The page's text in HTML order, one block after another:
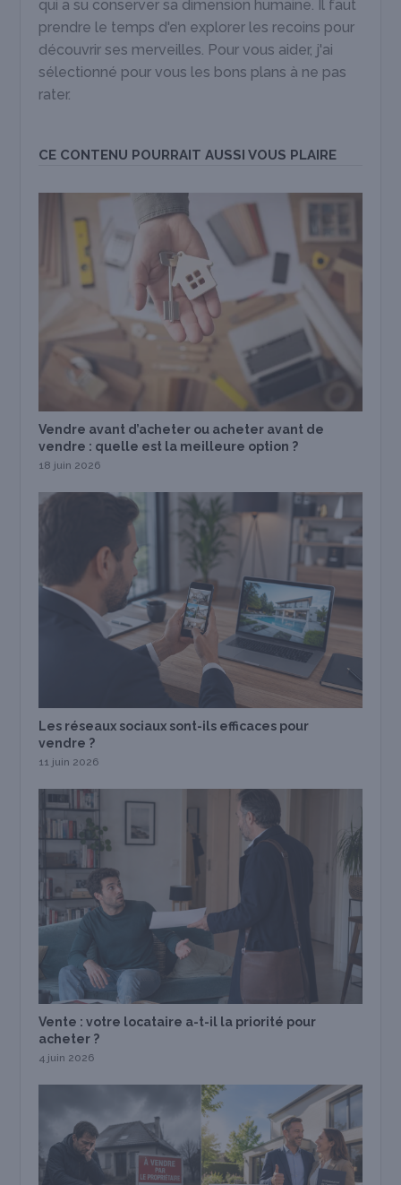
qui a su conserver sa dimension humaine. Il faut
prendre le temps d'en explorer les recoins pour
découvrir ses merveilles. Pour vous aider, j'ai
sélectionné pour vous les bons plans à ne pas
rater.
CE CONTENU POURRAIT AUSSI VOUS PLAIRE
Vendre avant d’acheter ou acheter avant de
vendre : quelle est la meilleure option ?
18 juin 2026
Les réseaux sociaux sont-ils efficaces pour
vendre ?
11 juin 2026
Vente : votre locataire a-t-il la priorité pour
acheter ?
4 juin 2026